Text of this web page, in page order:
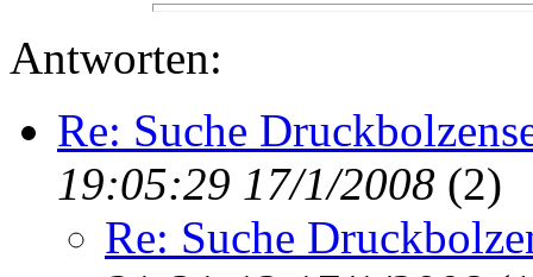
Antworten:
Re: Suche
19:05:29 17/1/2008 (2)
Re: Suche